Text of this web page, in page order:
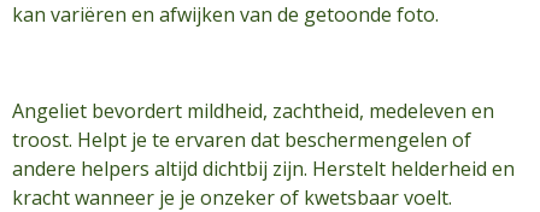
kan variëren en afwijken van de getoonde foto.
Angeliet bevordert mildheid, zachtheid, medeleven en
troost. Helpt je te ervaren dat beschermengelen of
andere helpers altijd dichtbij zijn. Herstelt helderheid en
kracht wanneer je je onzeker of kwetsbaar voelt.